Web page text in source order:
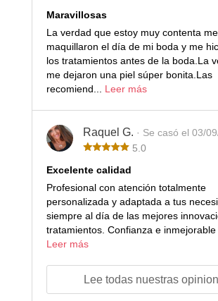
Maravillosas
La verdad que estoy muy contenta me
maquillaron el día de mi boda y me
los tratamientos antes de la boda.La
me dejaron una piel súper bonita.Las
recomiend... Leer más
Raquel G. · Se casó el 03/
5.0
Excelente calidad
Profesional con atención totalmente
personalizada y adaptada a tus
siempre al día de las mejores
tratamientos. Confianza e inmejorable
Leer más
Lee todas nuestras